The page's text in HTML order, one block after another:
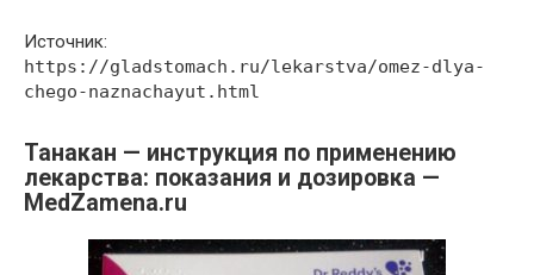
Источник:
https://gladstomach.ru/lekarstva/omez-dlya-
chego-naznachayut.html
Танакан — инструкция по применению
лекарства: показания и дозировка —
MedZamena.ru